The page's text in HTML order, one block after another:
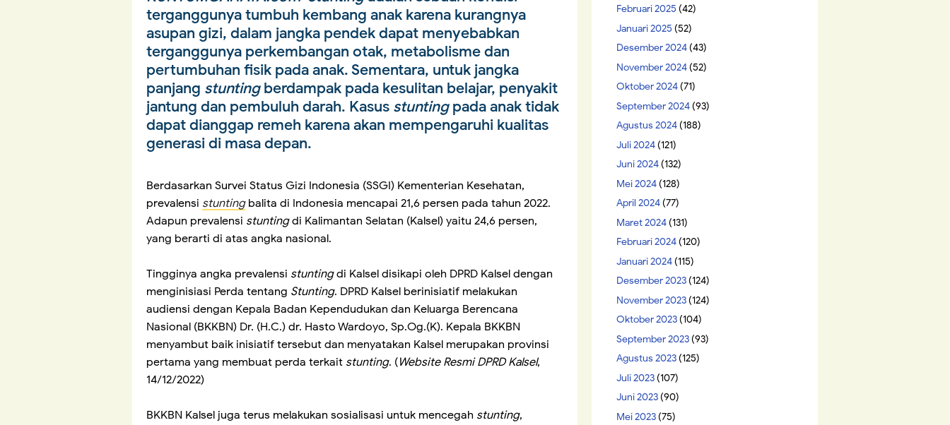
terganggunya tumbuh kembang anak karena kurangnya
asupan gizi, dalam jangka pendek dapat menyebabkan
terganggunya perkembangan otak, metabolisme dan
pertumbuhan fisik pada anak. Sementara, untuk jangka
panjang stuntingberdampak pada kesulitan belajar, penyakit
jantung dan pembuluh darah. Kasus stuntingpada anak tidak
dapat dianggap remeh karena akan mempengaruhi kualitas
generasi di masa depan.
Berdasarkan Survei Status Gizi Indonesia (SSGI) Kementerian Kesehatan,
prevalensi stuntingbalita di Indonesia mencapai 21,6 persen pada tahun 2022.
Adapun prevalensi stuntingdi Kalimantan Selatan (Kalsel) yaitu 24,6 persen,
yang berarti di atas angka nasional.
Tingginya angka prevalensi stuntingdi Kalsel disikapi oleh DPRD Kalsel dengan
menginisiasi Perda tentang Stunting. DPRD Kalsel berinisiatif melakukan
audiensi dengan Kepala Badan Kependudukan dan Keluarga Berencana
Nasional (BKKBN) Dr. (H.C.) dr. Hasto Wardoyo, Sp.Og.(K). Kepala BKKBN
menyambut baik inisiatif tersebut dan menyatakan Kalsel merupakan provinsi
pertama yang membuat perda terkait stunting. (Website Resmi DPRD Kalsel,
14/12/2022)
BKKBN Kalsel juga terus melakukan sosialisasi untuk mencegah stunting,
Februari 2025 (42)
Januari 2025 (52)
Desember 2024(43)
November 2024(52)
Oktober 2024(71)
September 2024(93)
Agustus 2024(188)
Juli 2024(121)
Juni 2024(132)
Mei 2024(128)
April 2024(77)
Maret 2024(131)
Februari 2024(120)
Januari 2024(115)
Desember 2023(124)
November 2023(124)
Oktober 2023(104)
September 2023(93)
Agustus 2023(125)
Juli 2023(107)
Juni 2023(90)
Mei 2023(75)